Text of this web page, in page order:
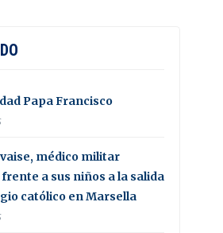
Papa Francisco
médico militar
a sus niños a la salida
católico en Marsella